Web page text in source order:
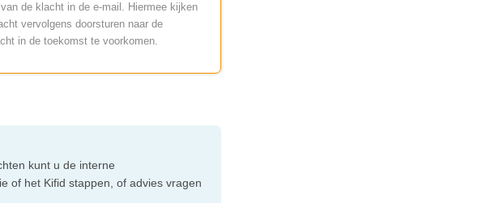
de klacht in de e-mail. Hiermee kijken
vervolgens doorsturen naar de
in de toekomst te voorkomen.
kunt u de interne
of het Kifid stappen, of advies vragen